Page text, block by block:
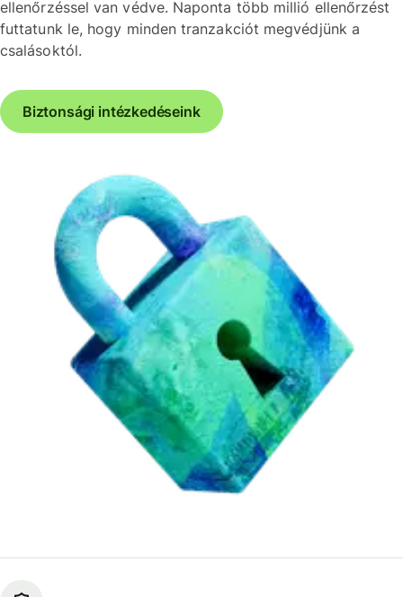
ellenőrzéssel van védve. Naponta több millió ellenőrzést
futtatunk le, hogy minden tranzakciót megvédjünk a
csalásoktól.
Biztonsági intézkedéseink